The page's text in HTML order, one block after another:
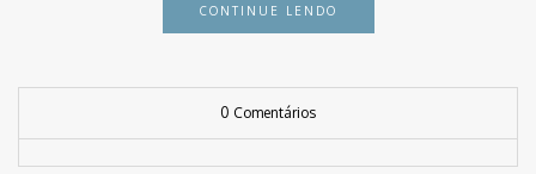
CONTINUE LENDO
0 Comentários